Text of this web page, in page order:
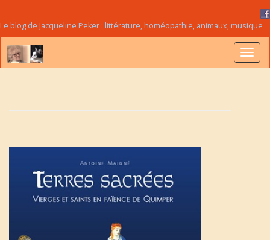
Le blog de Jacqueline Peker : littérature, homéopathie, animaux, musique